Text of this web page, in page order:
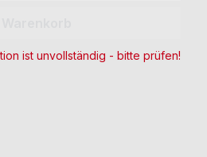
Wert ein oder
ist unvollständig - bitte prüfen!